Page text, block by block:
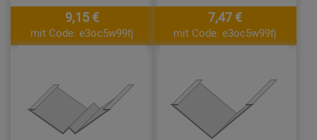
9,15 €
mit Code: e3oc5w99fj
7,47 €
mit Code: e3oc5w99fj